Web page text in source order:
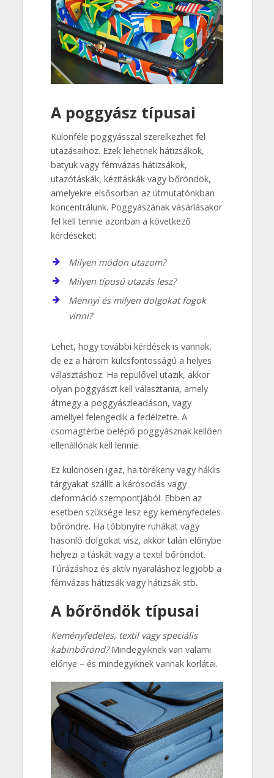
A poggyász típusai
Különféle poggyásszal szerelkezhet fel
utazásaihoz. Ezek lehetnek hátizsákok,
batyuk vagy fémvázas hátizsákok,
utazótáskák, kézitáskák vagy bőröndök,
amelyekre elsősorban az útmutatónkban
koncentrálunk. Poggyászának vásárlásakor
fel kell tennie azonban a következő
kérdéseket:
Milyen módon utazom?
Milyen típusú utazás lesz?
Mennyi és milyen dolgokat fogok
vinni?
Lehet, hogy további kérdések is vannak,
de ez a három kulcsfontosságú a helyes
választáshoz. Ha repülővel utazik, akkor
olyan poggyászt kell választania, amely
átmegy a poggyászleadáson, vagy
amellyel felengedik a fedélzetre. A
csomagtérbe belépő poggyásznak kellően
ellenállónak kell lennie.
Ez különösen igaz, ha törékeny vagy háklis
tárgyakat szállít a károsodás vagy
deformáció szempontjából. Ebben az
esetben szüksége lesz egy keményfedeles
bőröndre. Ha többnyire ruhákat vagy
hasonló dolgokat visz, akkor talán előnybe
helyezi a táskát vagy a textil bőröndöt.
Túrázáshoz és aktív nyaraláshoz legjobb a
fémvázas hátizsák vagy hátizsák stb.
A bőröndök típusai
Keményfedeles, textil vagy speciális
kabinbőrönd?Mindegyiknek van valami
előnye – és mindegyiknek vannak korlátai.